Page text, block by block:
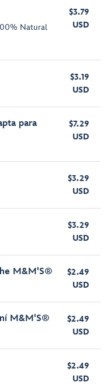
Natural
$3.79
USD
$3.19
USD
para
$7.29
USD
$3.29
USD
$3.29
USD
M&M'S®
$2.49
USD
M&M'S®
$2.49
USD
$2.49
USD